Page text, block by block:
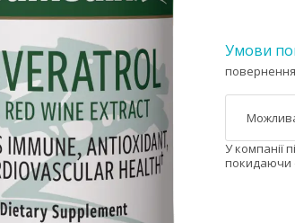
У компанії
покидаючи